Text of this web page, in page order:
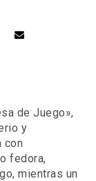
de Juego»,
y
con
fedora,
mientras un